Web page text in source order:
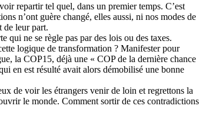
repartir tel quel, dans un premier temps. C’est
n’ont guère changé, elles aussi, ni nos modes de
de leur part.
qui ne se règle pas par des lois ou des taxes.
logique de transformation ? Manifester pour
la COP15, déjà une « COP de la dernière chance
en est résulté avait alors démobilisé une bonne
de voir les étrangers venir de loin et regrettons la
le monde. Comment sortir de ces contradictions